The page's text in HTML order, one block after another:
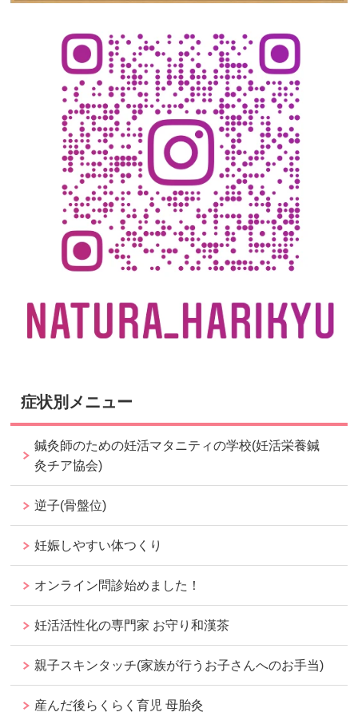
症状別メニュー
鍼灸師のための妊活マタニティの学校(妊活栄養鍼
灸チア協会)
逆子(骨盤位)
妊娠しやすい体つくり
オンライン問診始めました！
妊活活性化の専門家 お守り和漢茶
親子スキンタッチ(家族が行うお子さんへのお手当)
産んだ後らくらく育児 母胎灸